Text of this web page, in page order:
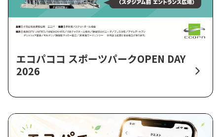
エコパココ スポーツパークOPEN DAY
2026